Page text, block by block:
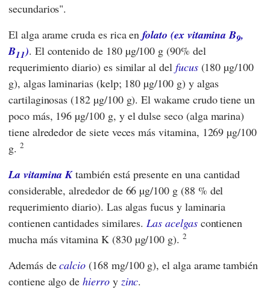
secundarios".
El alga arame cruda es rica enfolato (ex vitamina B9,
B11). El contenido de 180 µg/100 g (90% del
requerimiento diario) es similar al del fucus(180 µg/100
g), algas laminarias (kelp; 180 µg/100 g) y algas
cartilaginosas (182 µg/100 g). El wakame crudo tiene un
poco más, 196 µg/100 g, y el dulse seco (alga marina)
tiene alrededor de siete veces más vitamina, 1269 µg/100
g. 2
La vitamina Ktambién está presente en una cantidad
considerable, alrededor de 66 µg/100 g (88 % del
requerimiento diario). Las algas fucus y laminaria
contienen cantidades similares. Las acelgascontienen
mucha más vitamina K (830 µg/100 g).2
Además decalcio (168 mg/100 g), el alga arame también
contiene algo dehierroy zinc.